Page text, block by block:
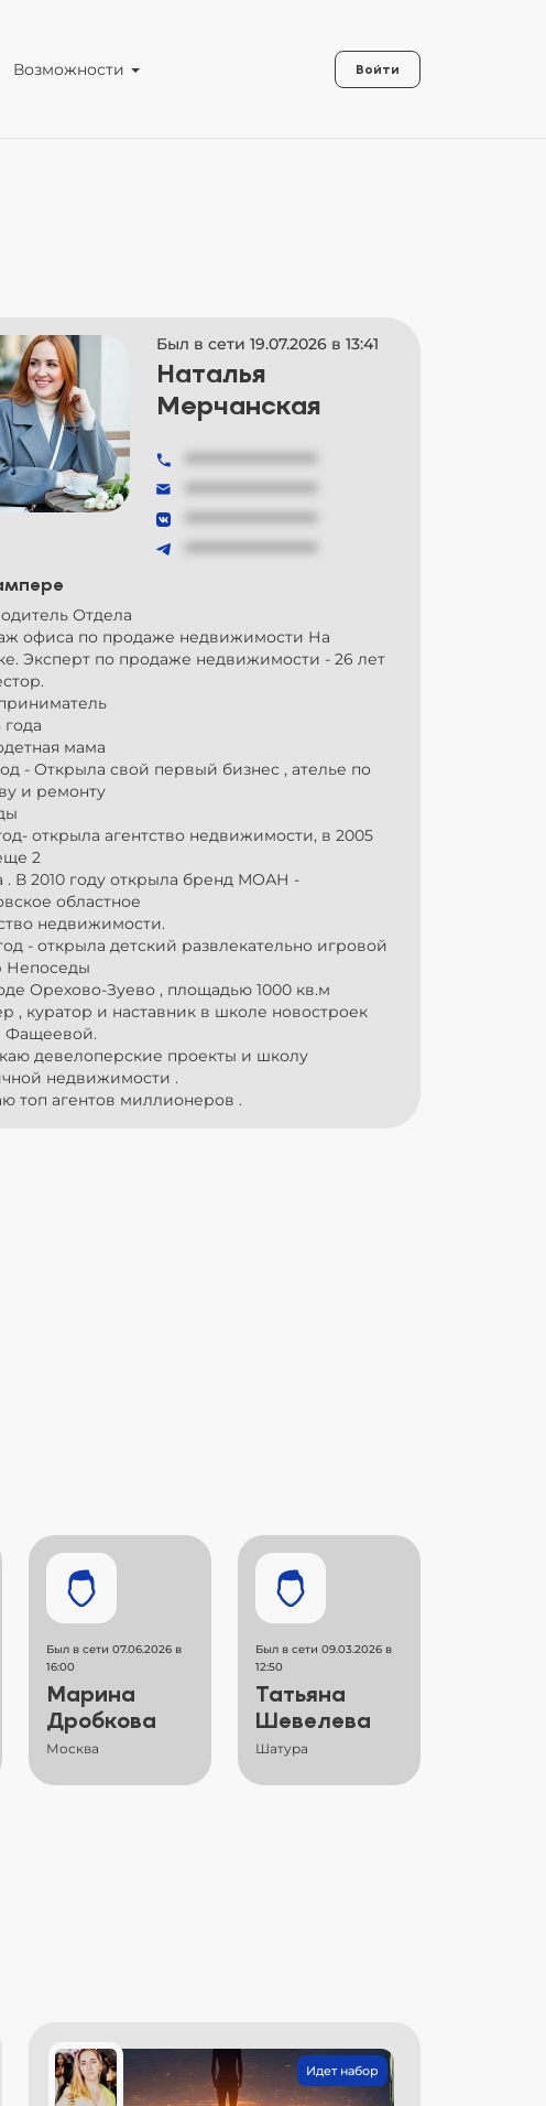
Возможности Войти
Был в сети 19.07.2026 в 13:41
Наталья
Мерчанская
Отдела
офиса по продаже недвижимости На
Эксперт по продаже недвижимости - 26 лет
года
мама
- Открыла свой первый бизнес , ателье по
и ремонту
открыла агентство недвижимости, в 2005
2
. В 2010 году открыла бренд МОАН -
областное
недвижимости.
- открыла детский развлекательно игровой
Непоседы
Орехово-Зуево , площадью 1000 кв.м
, куратор и наставник в школе новостроек
девелоперские проекты и школу
недвижимости .
Был в сети 07.06.2026 в
16:00
Марина
Дробкова
Москва
Был в сети 09.03.2026 в
12:50
Татьяна
Шевелева
Шатура
Идет набор